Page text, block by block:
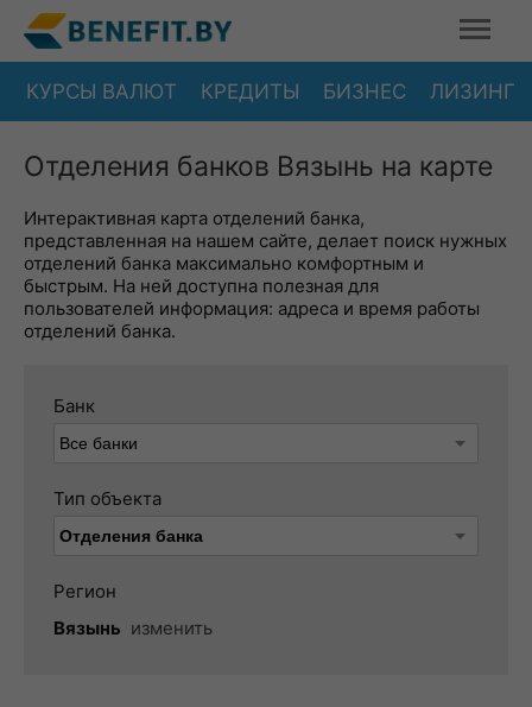
КУРСЫ ВАЛЮТ КРЕДИТЫ БИЗНЕС ЛИЗИНГ
Отделения банков Вязынь на карте
Интерактивная карта отделений банка,
представленная на нашем сайте, делает поиск нужных
отделений банка максимально комфортным и
быстрым. На ней доступна полезная для
пользователей информация: адреса и время работы
отделений банка.
Банк
Тип объекта
Регион
Вязынь изменить